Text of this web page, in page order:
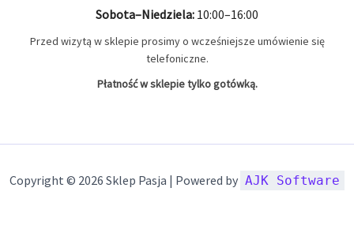
Sobota–Niedziela: 10:00–16:00
Przed wizytą w sklepie prosimy o wcześniejsze umówienie się
telefoniczne.
Płatność w sklepie tylko gotówką.
Copyright © 2026 Sklep Pasja | Powered by AJK Software